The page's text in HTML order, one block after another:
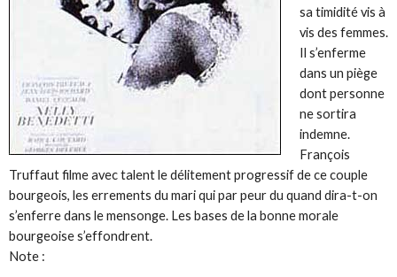
sa timidité vis à
vis des femmes.
Il s’enferme
dans un piège
dont personne
ne sortira
indemne.
François
Truffaut filme avec talent le délitement progressif de ce couple
bourgeois, les errements du mari qui par peur du quand dira-t-on
s’enferre dans le mensonge. Les bases de la bonne morale
bourgeoise s’effondrent.
Note :